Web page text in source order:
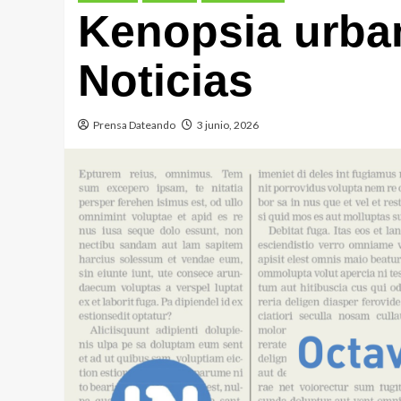
Kenopsia
Noticias
Prensa Dateando 3 junio, 2026